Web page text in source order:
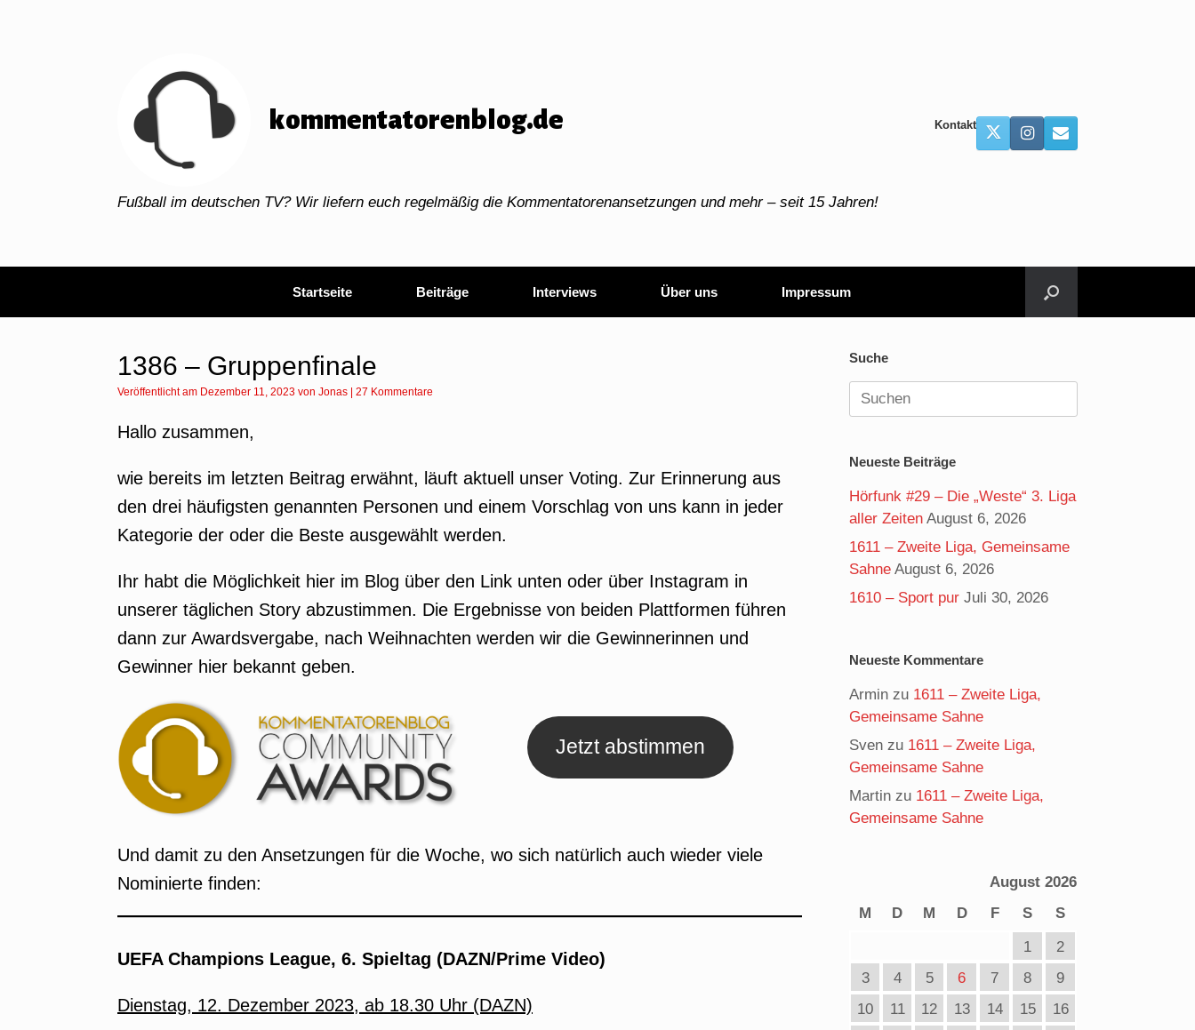
kommentatorenblog.de
Fußball im deutschen TV? Wir liefern euch regelmäßig die Kommentatorenansetzungen und mehr – seit 15 Jahren!
Kontakt
Startseite Beiträge Interviews Über uns Impressum
1386 – Gruppenfinale
Veröffentlicht am Dezember 11, 2023 von Jonas 27 Kommentare
Hallo zusammen,
wie bereits im letzten Beitrag erwähnt, läuft aktuell unser Voting. Zur Erinnerung aus
den drei häufigsten genannten Personen und einem Vorschlag von uns kann in jeder
Kategorie der oder die Beste ausgewählt werden.
Ihr habt die Möglichkeit hier im Blog über den Link unten oder über Instagram in
unserer täglichen Story abzustimmen. Die Ergebnisse von beiden Plattformen führen
dann zur Awardsvergabe, nach Weihnachten werden wir die Gewinnerinnen und
Gewinner hier bekannt geben.
Jetzt abstimmen
Und damit zu den Ansetzungen für die Woche, wo sich natürlich auch wieder viele
Nominierte finden:
UEFA Champions League, 6. Spieltag (DAZN/Prime Video)
Dienstag, 12. Dezember 2023, ab 18.30 Uhr (DAZN)
Suche
Suchen
nach:
Neueste Beiträge
Hörfunk #29 – Die „Weste“ 3. Liga
aller Zeiten August 6, 2026
1611 – Zweite Liga, Gemeinsame
Sahne August 6, 2026
1610 – Sport pur Juli 30, 2026
Neueste Kommentare
Armin zu 1611 – Zweite Liga,
Gemeinsame Sahne
Sven zu 1611 – Zweite Liga,
Gemeinsame Sahne
Martin zu 1611 – Zweite Liga,
Gemeinsame Sahne
August 2026
M
D M D F S
S
1
2
3
4 5 6 7 8
9
10
11 12 13 14 15
16